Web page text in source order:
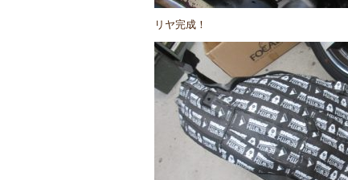
リヤ完成！